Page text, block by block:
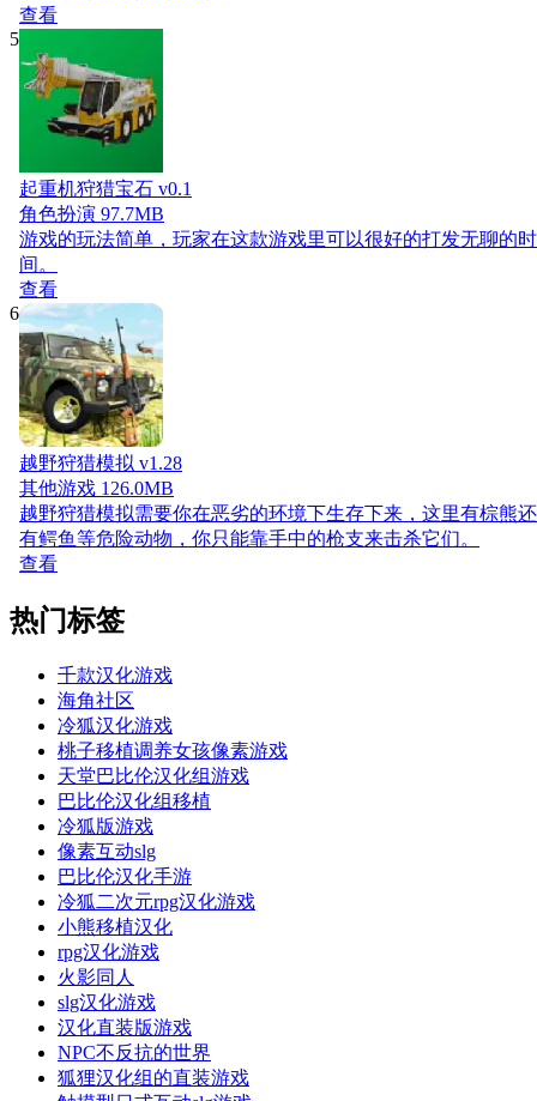
查看
5
起重机狩猎宝石 v0.1
角色扮演 97.7MB
游戏的玩法简单，玩家在这款游戏里可以很好的打发无聊的时
间。
查看
6
越野狩猎模拟 v1.28
其他游戏 126.0MB
越野狩猎模拟需要你在恶劣的环境下生存下来，这里有棕熊还
有鳄鱼等危险动物，你只能靠手中的枪支来击杀它们。
查看
热门标签
千款汉化游戏
海角社区
冷狐汉化游戏
桃子移植调养女孩像素游戏
天堂巴比伦汉化组游戏
巴比伦汉化组移植
冷狐版游戏
像素互动slg
巴比伦汉化手游
冷狐二次元rpg汉化游戏
小熊移植汉化
rpg汉化游戏
火影同人
slg汉化游戏
汉化直装版游戏
NPC不反抗的世界
狐狸汉化组的直装游戏